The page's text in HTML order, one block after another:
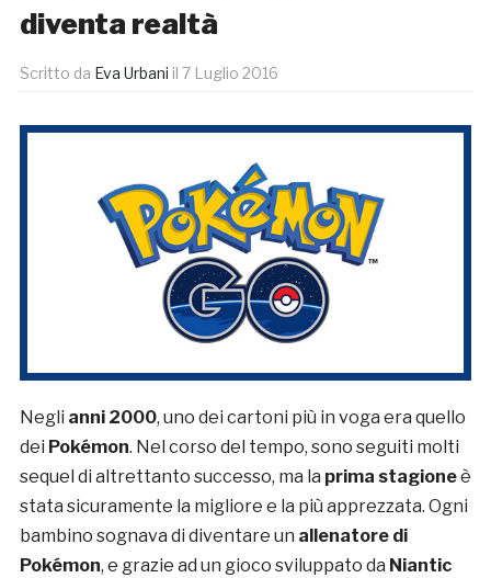
diventa realtà
Scritto da Eva Urbani il 7 Luglio 2016
Negli anni 2000, uno dei cartoni più in voga era quello
dei Pokémon. Nel corso del tempo, sono seguiti molti
sequel di altrettanto successo, ma la prima stagioneè
stata sicuramente la migliore e la più apprezzata. Ogni
bambino sognava di diventare un allenatore di
Pokémon, e grazie ad un gioco sviluppato da Niantic